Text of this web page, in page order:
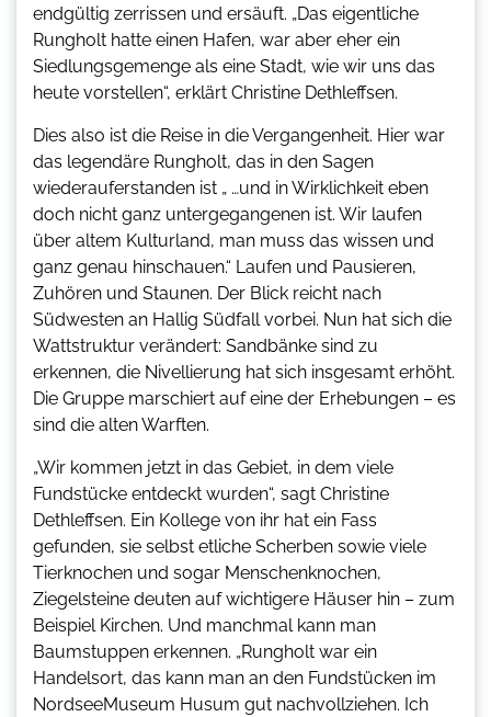
endgültig zerrissen und ersäuft. „Das eigentliche
Rungholt hatte einen Hafen, war aber eher ein
Siedlungsgemenge als eine Stadt, wie wir uns das
heute vorstellen“, erklärt Christine Dethleffsen.
Dies also ist die Reise in die Vergangenheit. Hier war
das legendäre Rungholt, das in den Sagen
wiederauferstanden ist „ …und in Wirklichkeit eben
doch nicht ganz untergegangenen ist. Wir laufen
über altem Kulturland, man muss das wissen und
ganz genau hinschauen.“ Laufen und Pausieren,
Zuhören und Staunen. Der Blick reicht nach
Südwesten an Hallig Südfall vorbei. Nun hat sich die
Wattstruktur verändert: Sandbänke sind zu
erkennen, die Nivellierung hat sich insgesamt erhöht.
Die Gruppe marschiert auf eine der Erhebungen – es
sind die alten Warften.
„Wir kommen jetzt in das Gebiet, in dem viele
Fundstücke entdeckt wurden“, sagt Christine
Dethleffsen. Ein Kollege von ihr hat ein Fass
gefunden, sie selbst etliche Scherben sowie viele
Tierknochen und sogar Menschenknochen,
Ziegelsteine deuten auf wichtigere Häuser hin – zum
Beispiel Kirchen. Und manchmal kann man
Baumstuppen erkennen. „Rungholt war ein
Handelsort, das kann man an den Fundstücken im
NordseeMuseum Husum gut nachvollziehen. Ich